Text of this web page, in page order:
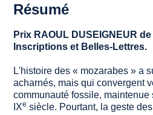
Résumé
Prix RAOUL DUSEIGNEUR
Inscriptions et Belles-Lettres.
L'histoire des « mozarabes » a
acharnés, mais qui convergent
communauté fossile,
IXe siècle. Pourtant, la geste